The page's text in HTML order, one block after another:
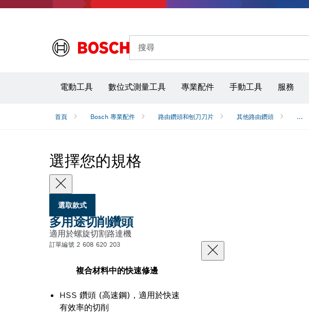
搜尋
電動工具 數位式測量工具 專業配件 手動工具 服務
首頁 Bosch 專業配件 路由鑽頭和刨刀刀片 其他路由鑽頭 ...
選擇您的規格
選取款式
多用途切削鑽頭
適用於螺旋切割路達機
訂單編號 2 608 620 203
複合材料中的快速修邊
HSS 鑽頭 (高速鋼)，適用於快速
有效率的切削